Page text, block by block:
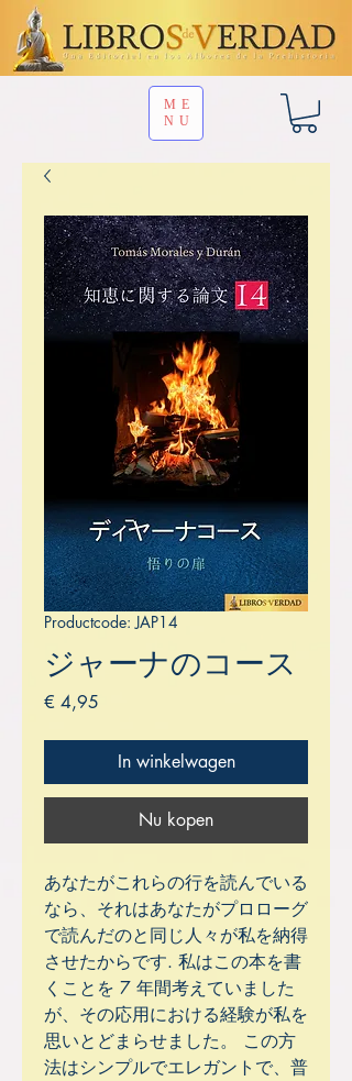
ME
NU
Productcode: JAP14
ジャーナのコース
€ 4,95
In winkelwagen
Nu kopen
あなたがこれらの行を読んでいる
なら、それはあなたがプロローグ
で読んだのと同じ人々が私を納得
させたからです. 私はこの本を書
くことを 7 年間考えていました
が、その応用における経験が私を
思いとどまらせました。 この方
法はシンプルでエレガントで、普